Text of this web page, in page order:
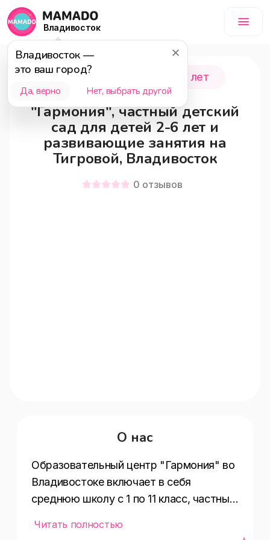
Владивосток
Владивосток —
это ваш город?
Да, верно Нет, выбрать другой
Владивосток 0 - 18 лет
"Гармония", частный детский
сад для детей 2-6 лет и
развивающие занятия на
Тигровой, Владивосток
0 отзывов
О нас
Образовательный центр "Гармония" во
Владивостоке включает в себя
среднюю школу с 1 по 11 класс, частный
Читать полностью